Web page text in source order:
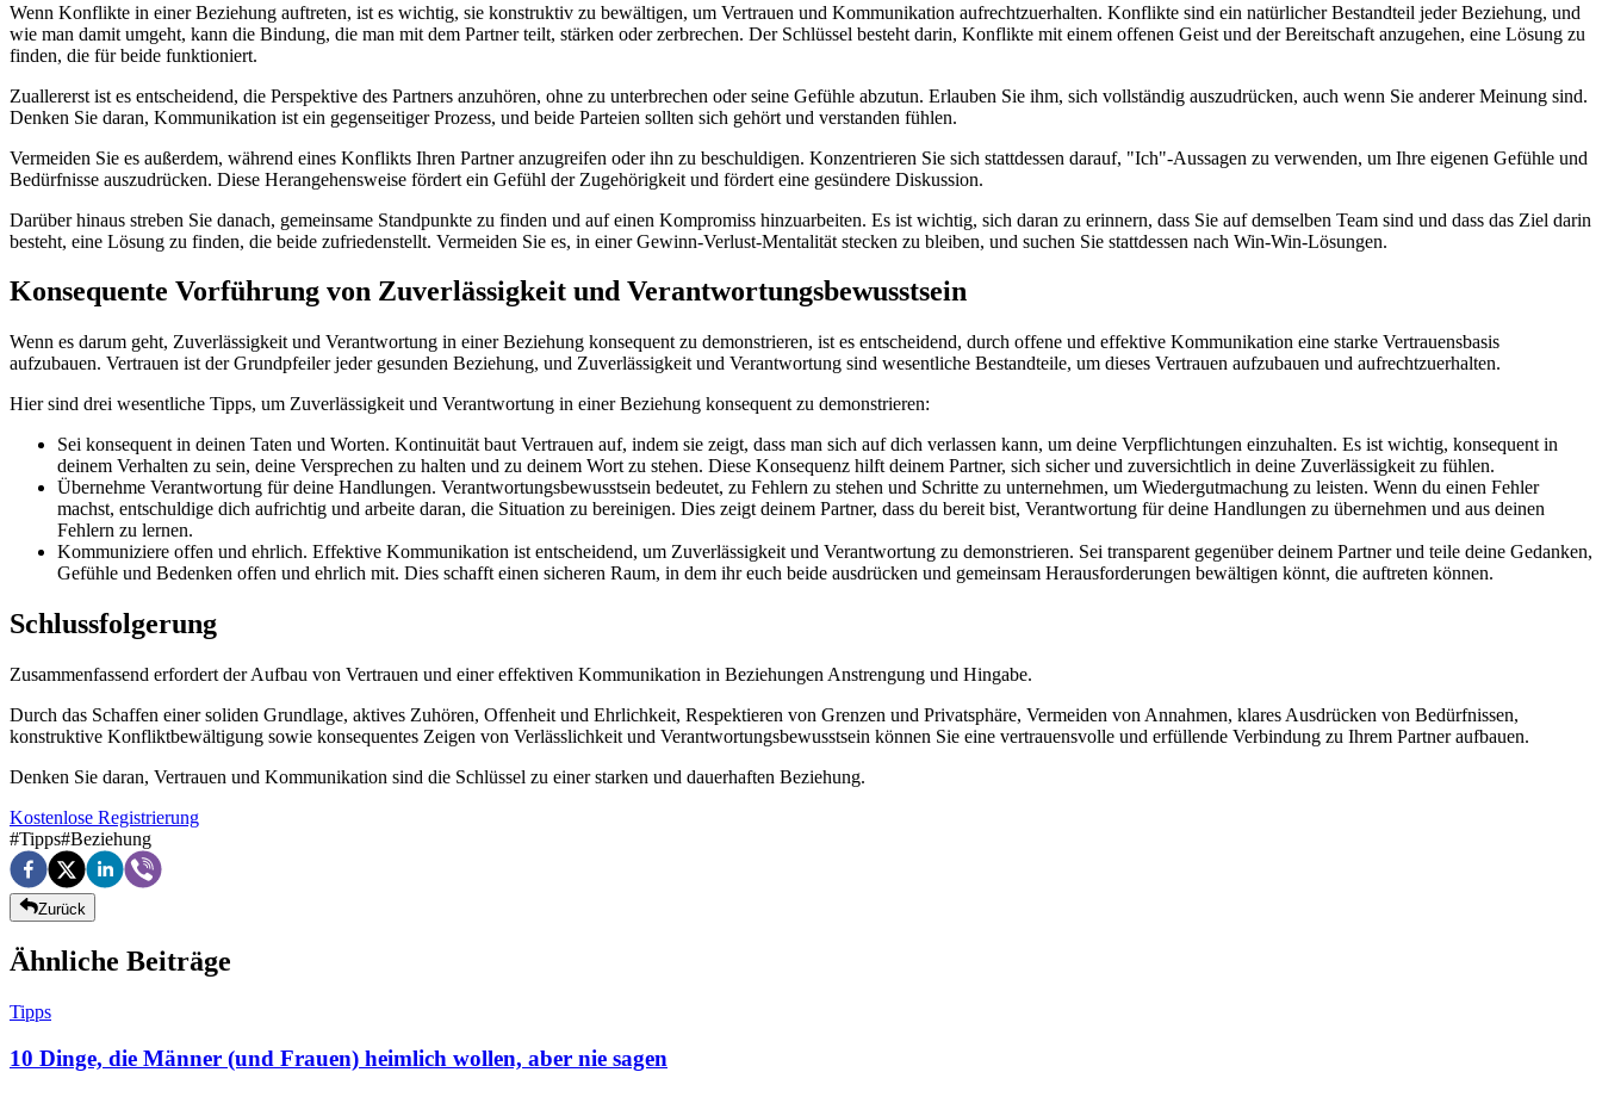
Wenn Konflikte in einer Beziehung auftreten, ist es wichtig, sie konstruktiv zu bewältigen, um Vertrauen und Kommunikation aufrechtzuerhalten. Konflikte sind ein natürlicher Bestandteil jeder Beziehung, und
wie man damit umgeht, kann die Bindung, die man mit dem Partner teilt, stärken oder zerbrechen. Der Schlüssel besteht darin, Konflikte mit einem offenen Geist und der Bereitschaft anzugehen, eine Lösung zu
finden, die für beide funktioniert.
Zuallererst ist es entscheidend, die Perspektive des Partners anzuhören, ohne zu unterbrechen oder seine Gefühle abzutun. Erlauben Sie ihm, sich vollständig auszudrücken, auch wenn Sie anderer Meinung sind.
Denken Sie daran, Kommunikation ist ein gegenseitiger Prozess, und beide Parteien sollten sich gehört und verstanden fühlen.
Vermeiden Sie es außerdem, während eines Konflikts Ihren Partner anzugreifen oder ihn zu beschuldigen. Konzentrieren Sie sich stattdessen darauf, "Ich"-Aussagen zu verwenden, um Ihre eigenen Gefühle und
Bedürfnisse auszudrücken. Diese Herangehensweise fördert ein Gefühl der Zugehörigkeit und fördert eine gesündere Diskussion.
Darüber hinaus streben Sie danach, gemeinsame Standpunkte zu finden und auf einen Kompromiss hinzuarbeiten. Es ist wichtig, sich daran zu erinnern, dass Sie auf demselben Team sind und dass das Ziel darin
besteht, eine Lösung zu finden, die beide zufriedenstellt. Vermeiden Sie es, in einer Gewinn-Verlust-Mentalität stecken zu bleiben, und suchen Sie stattdessen nach Win-Win-Lösungen.
Konsequente Vorführung von Zuverlässigkeit und Verantwortungsbewusstsein
Wenn es darum geht, Zuverlässigkeit und Verantwortung in einer Beziehung konsequent zu demonstrieren, ist es entscheidend, durch offene und effektive Kommunikation eine starke Vertrauensbasis
aufzubauen. Vertrauen ist der Grundpfeiler jeder gesunden Beziehung, und Zuverlässigkeit und Verantwortung sind wesentliche Bestandteile, um dieses Vertrauen aufzubauen und aufrechtzuerhalten.
Hier sind drei wesentliche Tipps, um Zuverlässigkeit und Verantwortung in einer Beziehung konsequent zu demonstrieren:
Sei konsequent in deinen Taten und Worten. Kontinuität baut Vertrauen auf, indem sie zeigt, dass man sich auf dich verlassen kann, um deine Verpflichtungen einzuhalten. Es ist wichtig, konsequent in
deinem Verhalten zu sein, deine Versprechen zu halten und zu deinem Wort zu stehen. Diese Konsequenz hilft deinem Partner, sich sicher und zuversichtlich in deine Zuverlässigkeit zu fühlen.
Übernehme Verantwortung für deine Handlungen. Verantwortungsbewusstsein bedeutet, zu Fehlern zu stehen und Schritte zu unternehmen, um Wiedergutmachung zu leisten. Wenn du einen Fehler
machst, entschuldige dich aufrichtig und arbeite daran, die Situation zu bereinigen. Dies zeigt deinem Partner, dass du bereit bist, Verantwortung für deine Handlungen zu übernehmen und aus deinen
Fehlern zu lernen.
Kommuniziere offen und ehrlich. Effektive Kommunikation ist entscheidend, um Zuverlässigkeit und Verantwortung zu demonstrieren. Sei transparent gegenüber deinem Partner und teile deine Gedanken,
Gefühle und Bedenken offen und ehrlich mit. Dies schafft einen sicheren Raum, in dem ihr euch beide ausdrücken und gemeinsam Herausforderungen bewältigen könnt, die auftreten können.
Schlussfolgerung
Zusammenfassend erfordert der Aufbau von Vertrauen und einer effektiven Kommunikation in Beziehungen Anstrengung und Hingabe.
Durch das Schaffen einer soliden Grundlage, aktives Zuhören, Offenheit und Ehrlichkeit, Respektieren von Grenzen und Privatsphäre, Vermeiden von Annahmen, klares Ausdrücken von Bedürfnissen,
konstruktive Konfliktbewältigung sowie konsequentes Zeigen von Verlässlichkeit und Verantwortungsbewusstsein können Sie eine vertrauensvolle und erfüllende Verbindung zu Ihrem Partner aufbauen.
Denken Sie daran, Vertrauen und Kommunikation sind die Schlüssel zu einer starken und dauerhaften Beziehung.
Kostenlose Registrierung
#Tipps#Beziehung
Zurück
Ähnliche Beiträge
Tipps
10 Dinge, die Männer (und Frauen) heimlich wollen, aber nie sagen